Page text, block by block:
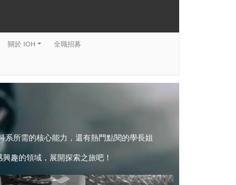
關於 IOH 全職招募
系所需的核心能力，還有熱門點閱的學長姐
趣的領域，展開探索之旅吧！